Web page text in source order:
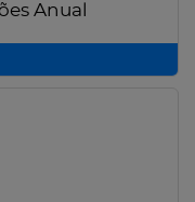
Anual